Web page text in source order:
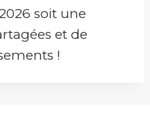
soit une
et de
!